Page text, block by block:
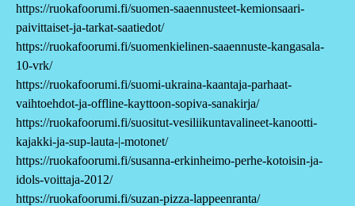
https://ruokafoorumi.fi/suomen-saaennusteet-kemionsaari-
paivittaiset-ja-tarkat-saatiedot/
https://ruokafoorumi.fi/suomenkielinen-saaennuste-kangasala-
10-vrk/
https://ruokafoorumi.fi/suomi-ukraina-kaantaja-parhaat-
vaihtoehdot-ja-offline-kayttoon-sopiva-sanakirja/
https://ruokafoorumi.fi/suositut-vesiliikuntavalineet-kanootti-
kajakki-ja-sup-lauta-|-motonet/
https://ruokafoorumi.fi/susanna-erkinheimo-perhe-kotoisin-ja-
idols-voittaja-2012/
https://ruokafoorumi.fi/suzan-pizza-lappeenranta/